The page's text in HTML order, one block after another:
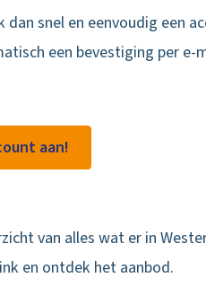
snel en eenvoudig een
een bevestiging per e-
aan!
van alles wat er in
en ontdek het aanbod.